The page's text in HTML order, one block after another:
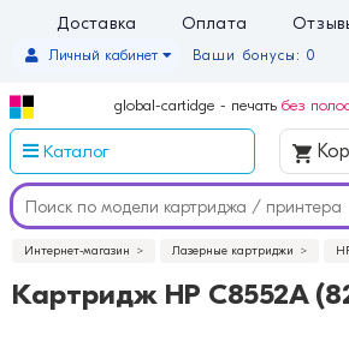
Доставка Оплата
Ваши бонусы: 0
Личный кабинет
global-cartidge - печать без
Каталог
Интернет-магазин Лазерные картриджи
Картридж HP C8552A